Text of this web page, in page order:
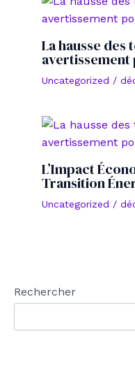
La hausse
avertissement
Uncategorized /
L’Impact
Transition
Uncategorized /
Rechercher